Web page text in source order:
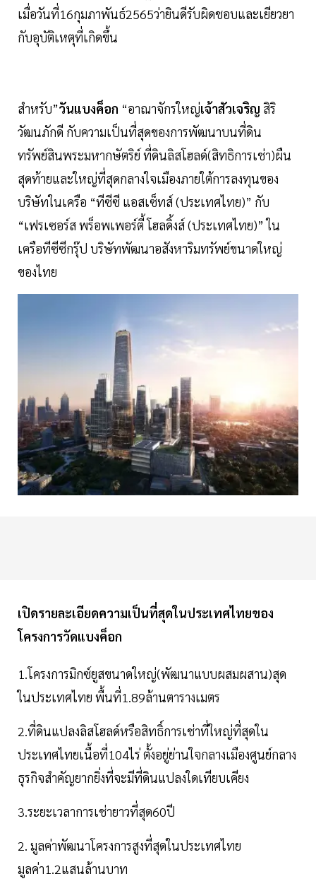
เมื่อวันที่16กุมภาพันธ์2565ว่ายินดีรับผิดชอบและเยียวยา
กับอุบัติเหตุที่เกิดขึ้น
สำหรับ”วันแบงค็อก “อาณาจักรใหญ่เจ้าสัวเจริญ สิริ
วัฒนภักดี กับความเป็นที่สุดของการพัฒนาบนที่ดิน
ทรัพย์สินพระมหากษัตริย์ ที่ดินลิสโฮลด์(สิทธิการเช่า)ผืน
สุดท้ายและใหญ่ที่สุดกลางใจเมืองภายใต้การลงทุนของ
บริษัทในเครือ “ทีซีซี แอสเซ็ทส์ (ประเทศไทย)” กับ
“เฟรเซอร์ส พร็อพเพอร์ตี้ โฮลดิ้งส์ (ประเทศไทย)” ใน
เครือทีซีซีกรุ๊ป บริษัทพัฒนาอสังหาริมทรัพย์ขนาดใหญ่
ของไทย
เปิดรายละเอียดความเป็นที่สุดในประเทศไทยของ
โครงการวัดแบงค็อก
1.โครงการมิกซ์ยูสขนาดใหญ่(พัฒนาแบบผสมผสาน)สุด
ในประเทศไทย พื้นที่1.89ล้านตารางเมตร
2.ที่ดินแปลงลิสโฮลด์หรือสิทธิ์การเช่าที่ใหญ่ที่สุดใน
ประเทศไทยเนื้อที่104ไร่ ตั้งอยู่ย่านใจกลางเมืองศูนย์กลาง
ธุรกิจสำคัญยากยิ่งที่จะมีที่ดินแปลงใดเทียบเคียง
3.ระยะเวลาการเช่ายาวที่สุด60ปี
2. มูลค่าพัฒนาโครงการสูงที่สุดในประเทศไทย
มูลค่า1.2แสนล้านบาท